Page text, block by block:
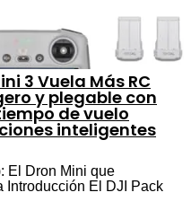
3 Vuela Más RC
y plegable con
de vuelo
inteligentes
El Dron Mini que
Introducción El DJI Pack